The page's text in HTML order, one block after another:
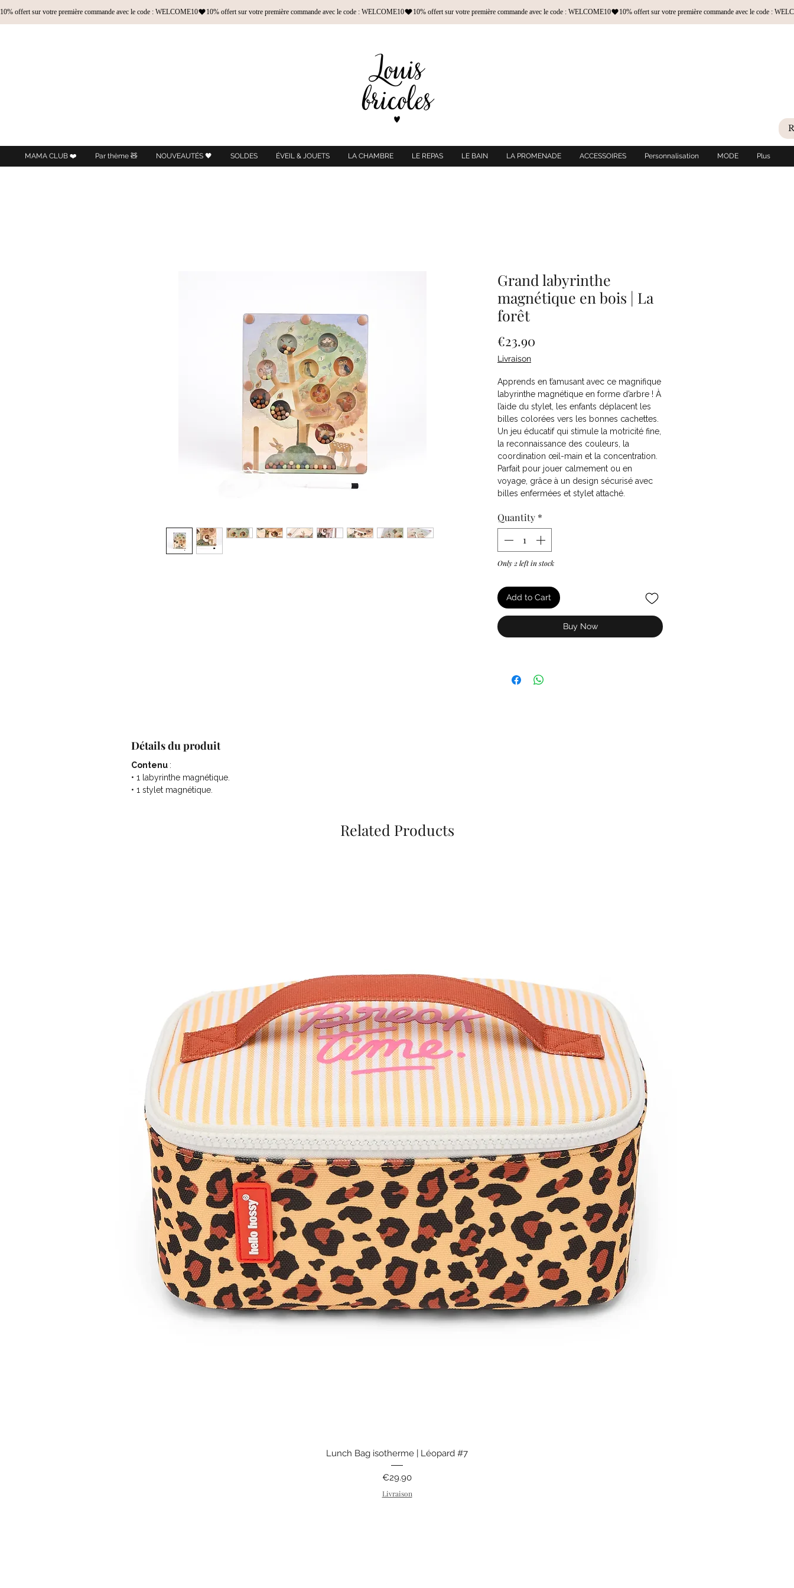
10% offert sur votre première commande avec le code : WELCOME10
MAMA CLUB ❤️ Par thème 🧸 NOUVEAUTÉS 🖤 SOLDES ÉVEIL & JOUETS LA CHAMBRE LE REPAS LE BAIN LA PROMENADE ACCESSOIRES Personnalisation MODE Plus
Grand labyrinthe
magnétique en bois | La
forêt
€23.90
Livraison
Apprends en t’amusant avec ce magnifique
labyrinthe magnétique en forme d’arbre ! À
l’aide du stylet, les enfants déplacent les
billes colorées vers les bonnes cachettes.
Un jeu éducatif qui stimule la motricité fine,
la reconnaissance des couleurs, la
coordination œil-main et la concentration.
Parfait pour jouer calmement ou en
voyage, grâce à un design sécurisé avec
billes enfermées et stylet attaché.
Quantity *
Only 2 left in stock
Add to Cart
Buy Now
Détails du produit
Contenu :
• 1 labyrinthe magnétique.
• 1 stylet magnétique.
Related Products
Quick View
Lunch Bag isotherme | Léopard #7
Price
€29.90
Livraison